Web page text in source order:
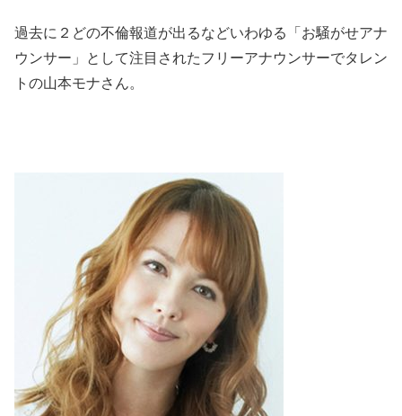
過去に２どの不倫報道が出るなどいわゆる「お騒がせアナ
ウンサー」として注目されたフリーアナウンサーでタレン
トの山本モナさん。